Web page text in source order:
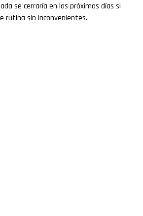
se cerraría en los próximos días si
rutina sin inconvenientes.